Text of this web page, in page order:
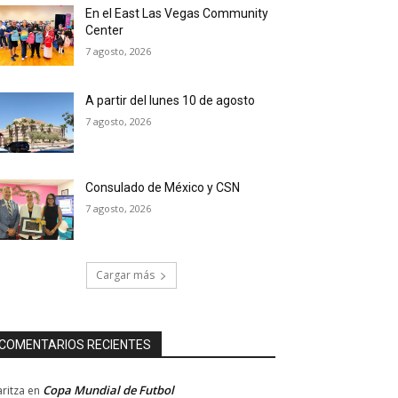
En el East Las Vegas Community
Center
7 agosto, 2026
A partir del lunes 10 de agosto
7 agosto, 2026
Consulado de México y CSN
7 agosto, 2026
Cargar más
RECIENTES
en Copa Mundial de Futbol